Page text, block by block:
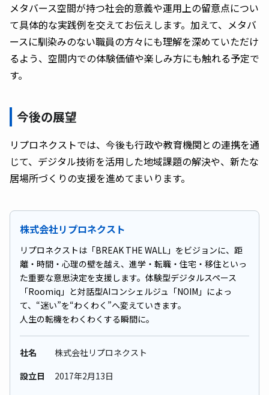
メタバース空間が持つ社会的意義や運用上の留意点につい
て具体的な実践例を交えてお伝えします。加えて、メタバ
ースに馴染みのない職員の方々にも理解を深めていただけ
るよう、空間内での体験価値や楽しみ方にも触れる予定で
す。
今後の展望
リプロネクストでは、今後も行政や教育機関との連携を通
じて、デジタル技術を活用した地域課題の解決や、新たな
居場所づくりの支援を進めてまいります。
株式会社リプロネクスト
リプロネクストは「BREAK THE WALL」をビジョンに、距
離・時間・心理の壁を越え、進学・転職・住宅・移住といっ
た重要な意思決定を支援します。体験型デジタルスペース
「Roomiq」と対話型AIコンシェルジュ「NOIM」によっ
て、“迷い”を“わくわく”へ変えていきます。
人生の転機をわくわくする瞬間に。
社名
株式会社リプロネクスト
設立日
2017年2⽉13⽇